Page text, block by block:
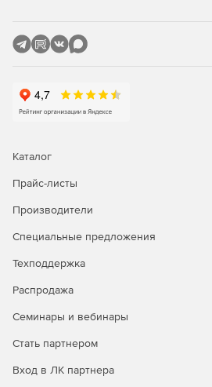
Внедрение и управление:
Быстрое развертывание.
предоставляется через
подключаемый ко всем
могут легко применяться к
высокую видимость событий и
для физических и виртуальных
Интеграция:
Поддержка VMware vMotion –
при перемещении рабочей
защита автоматически следует
Каталог
Прайс-листы
Производители
Специальные предложения
Техподдержка
Распродажа
Семинары и вебинары
Стать партнером
Вход в ЛК партнера